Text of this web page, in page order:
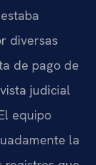
diversas
de pago de
judicial
equipo
la